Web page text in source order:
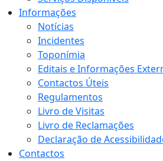
Informações
Notícias
Incidentes
Toponímia
Editais e Informações
Contactos Úteis
Regulamentos
Livro de Visitas
Livro de Reclamações
Declaração de
Contactos